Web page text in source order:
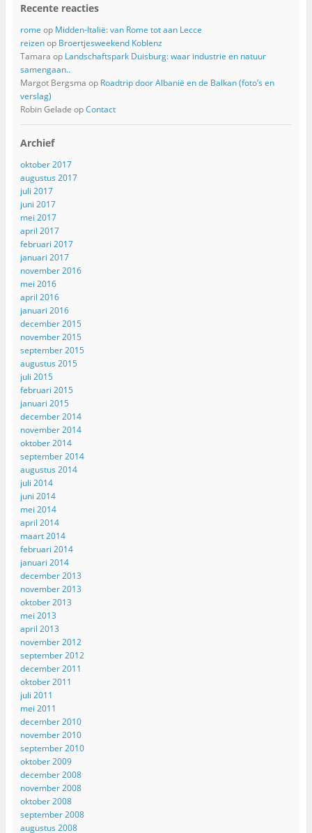
Recente reacties
rome op Midden-Italië: van Rome tot aan Lecce
reizenop Broertjesweekend Koblenz
Tamara op Landschaftspark Duisburg: waar industrie en natuur
samengaan..
Margot Bergsma op Roadtrip door Albanië en de Balkan (foto’s en
verslag)
Robin Gelade opContact
Archief
oktober 2017
augustus 2017
juli 2017
juni 2017
mei 2017
april 2017
februari 2017
januari 2017
november 2016
mei 2016
april 2016
januari 2016
december 2015
november 2015
september 2015
augustus 2015
juli 2015
februari 2015
januari 2015
december 2014
november 2014
oktober 2014
september 2014
augustus 2014
juli 2014
juni 2014
mei 2014
april 2014
maart 2014
februari 2014
januari 2014
december 2013
november 2013
oktober 2013
mei 2013
april 2013
november 2012
september 2012
december 2011
oktober 2011
juli 2011
mei 2011
december 2010
november 2010
september 2010
oktober 2009
december 2008
november 2008
oktober 2008
september 2008
augustus 2008